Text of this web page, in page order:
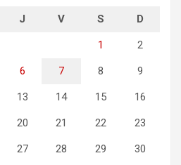
J V S D
1 2
6 7 8 9
13 14 15 16
20 21 22 23
27 28 29 30